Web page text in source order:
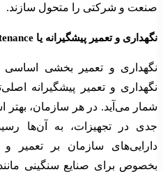
صنعت و شرکتی را متحول سازند.
نگهداری و تعمیر پیشگیرانه یا Predictive Maintenance
نگهداری و تعمیر بخشی
نگهداری و تعمیر پیشگیرانه
شمار می‌آید. در هر سازمان،
جدی در تجهیزات، به آن‌ها
دارایی‌های سازمان بر تعمیر و
بخصوص برای صنایع سنگینی